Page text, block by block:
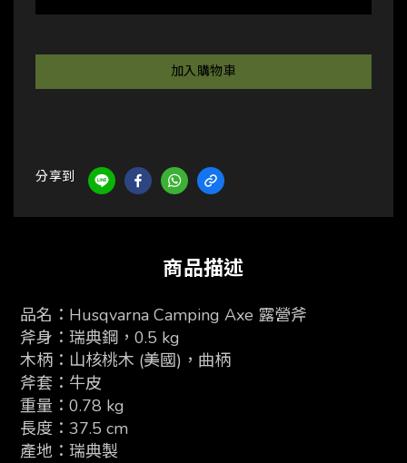
加入購物車
分享到
商品描述
品名： Husqvarna Camping Axe 露營斧
斧身：瑞典鋼，0.5 kg
木柄：山核桃木 (美國) ，曲柄
斧套：牛皮
重量：0.78 kg
長度：37.5 cm
產地：瑞典製